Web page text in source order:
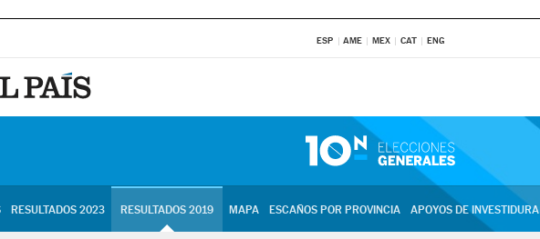
ESP AME MEX CAT ENG
RESULTADOS 2023 RESULTADOS 2019 MAPA ESCAÑOS POR PROVINCIA APOYOS DE INVESTIDURA